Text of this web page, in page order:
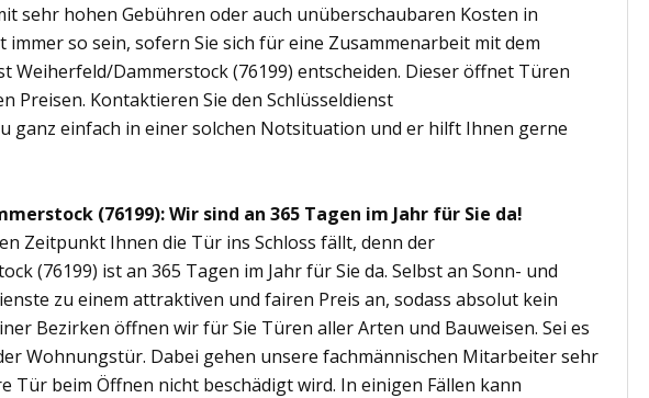
sehr hohen Gebühren oder auch unüberschaubaren Kosten in
so sein, sofern Sie sich für eine Zusammenarbeit mit dem
Weiherfeld/Dammerstock (76199) entscheiden. Dieser öffnet Türen
Preisen. Kontaktieren Sie den Schlüsseldienst
ganz einfach in einer solchen Notsituation und er hilft Ihnen gerne
(76199): Wir sind an 365 Tagen im Jahr für Sie da!
Zeitpunkt Ihnen die Tür ins Schloss fällt, denn der
(76199) ist an 365 Tagen im Jahr für Sie da. Selbst an Sonn- und
zu einem attraktiven und fairen Preis an, sodass absolut kein
Bezirken öffnen wir für Sie Türen aller Arten und Bauweisen. Sei es
Wohnungstür. Dabei gehen unsere fachmännischen Mitarbeiter sehr
Tür beim Öffnen nicht beschädigt wird. In einigen Fällen kann